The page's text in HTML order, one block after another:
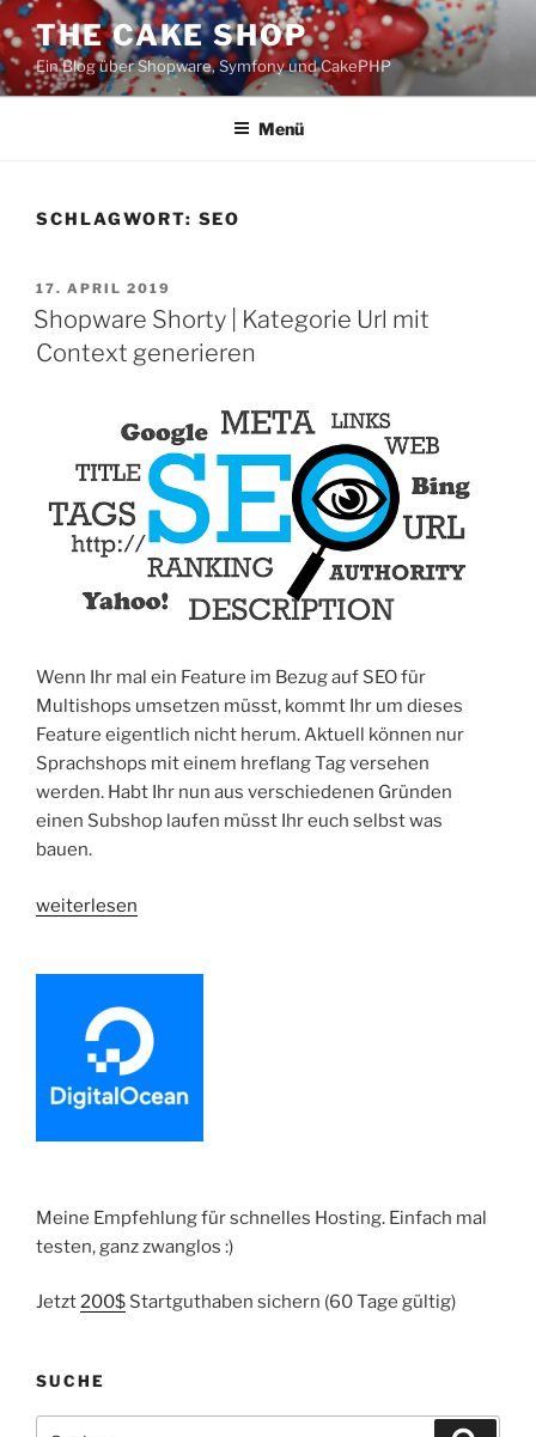
Zum
Inhalt
springen
THE CAKE SHOP
Ein Blog über Shopware, Symfony und CakePHP
Menü
SCHLAGWORT: SEO
VERÖFFENTLICHT
AM
17. APRIL 2019
Shopware Shorty | Kategorie Url mit
Context generieren
Wenn Ihr mal ein Feature im Bezug auf SEO für
Multishops umsetzen müsst, kommt Ihr um dieses
Feature eigentlich nicht herum. Aktuell können nur
Sprachshops mit einem hreflang Tag versehen
werden. Habt Ihr nun aus verschiedenen Gründen
einen Subshop laufen müsst Ihr euch selbst was
bauen.
„Shopware
Context
generieren“
weiterlesen
Meine Empfehlung für schnelles Hosting. Einfach mal
testen, ganz zwanglos :)
Jetzt200$ Startguthaben sichern (60 Tage gültig)
SUCHE